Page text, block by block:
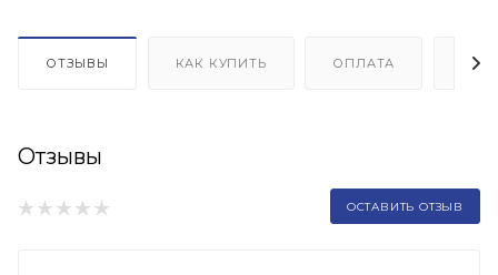
ОТЗЫВЫ КАК КУПИТЬ ОПЛАТА
Отзывы
ОСТАВИТЬ ОТЗЫВ